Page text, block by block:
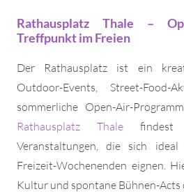
Rathausplatz Thale –
Treffpunkt im Freien
Der Rathausplatz ist ein
Outdoor-Events, Street-Food-
sommerliche Open-Air-
Rathausplatz Thale findest
Veranstaltungen, die sich
Freizeit-Wochenenden eignen.
Kultur und spontane Bühnen-Acts